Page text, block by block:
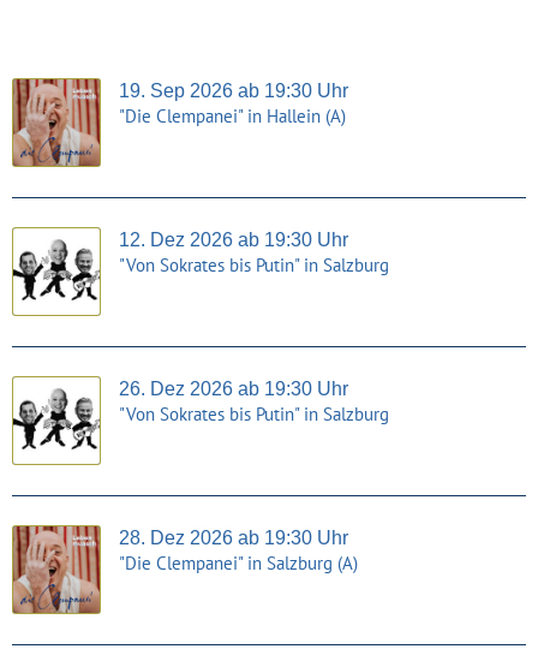
19. Sep 2026 ab 19:30 Uhr
"Die Clempanei" in Hallein (A)
12. Dez 2026 ab 19:30 Uhr
"Von Sokrates bis Putin" in Salzburg
26. Dez 2026 ab 19:30 Uhr
"Von Sokrates bis Putin" in Salzburg
28. Dez 2026 ab 19:30 Uhr
"Die Clempanei" in Salzburg (A)